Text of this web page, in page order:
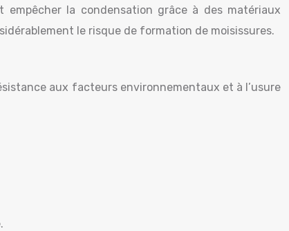
la condensation grâce à des matériaux
le risque de formation de moisissures.
aux facteurs environnementaux et à l’usure